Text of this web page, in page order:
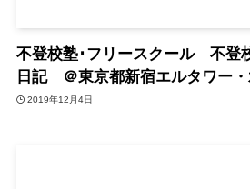
不登校塾･フリースクール 不登
日記 ＠東京都新宿エルタワー
2019年12月4日